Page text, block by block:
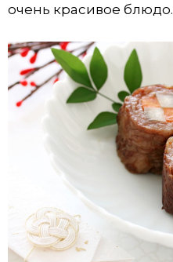
очень красивое блюдо.